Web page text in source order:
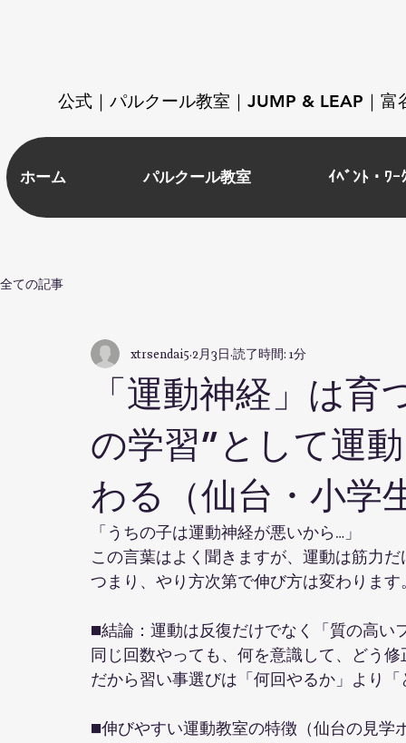
公式｜パルクール教室｜JUMP & LEAP｜
ホーム パルクール教室 ｲﾍﾞﾝﾄ・ﾜｰ
全ての記事
「運動神経」は
の学習”として運
わる（仙台・小学
xtrsendai5 2月3日 読了時間: 1分
「うちの子は運動神経が悪いから…」
この言葉はよく聞きますが、運動は筋力
つまり、やり方次第で伸び方は変わります
■結論：運動は反復だけでなく「質の高い
同じ回数やっても、何を意識して、どう
だから習い事選びは「何回やるか」より
■伸びやすい運動教室の特徴（仙台の見学